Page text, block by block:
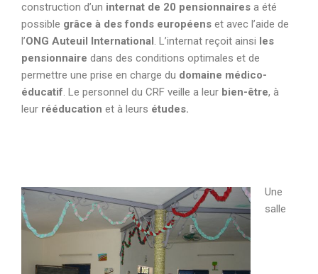
construction d’un internat de 20 pensionnaires a été
possible grâce à des fonds européens et avec l’aide de
l’ONG Auteuil International. L’internat reçoit ainsi les
pensionnaire dans des conditions optimales et de
permettre une prise en charge du domaine médico-
éducatif. Le personnel du CRF veille a leur bien-être, à
leur rééducation et à leurs études.
Une
salle